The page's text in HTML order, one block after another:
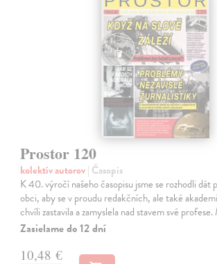
Prostor 120
kolektív autorov| Časopis
K 40. výročí našeho časopisu jsme se rozhodli dát
obci, aby se v proudu redakčních, ale také
chvíli zastavila a zamyslela nad stavem své
Zasielame do 12 dní
10,48 €